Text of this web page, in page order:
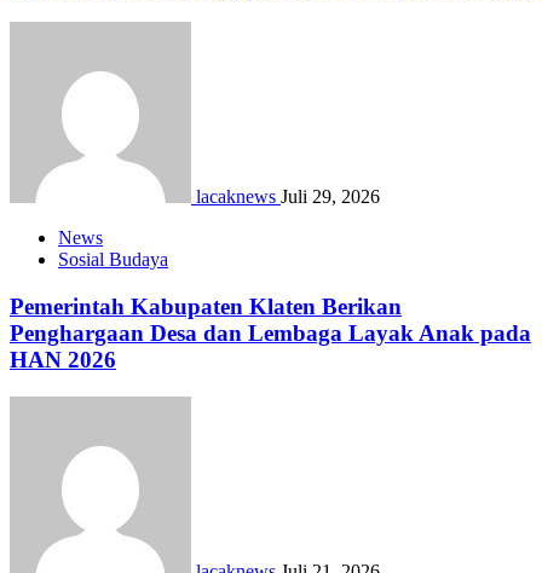
lacaknews Juli 29, 2026
News
Sosial Budaya
Pemerintah Kabupaten Klaten Berikan
Penghargaan Desa dan Lembaga Layak Anak pada
HAN 2026